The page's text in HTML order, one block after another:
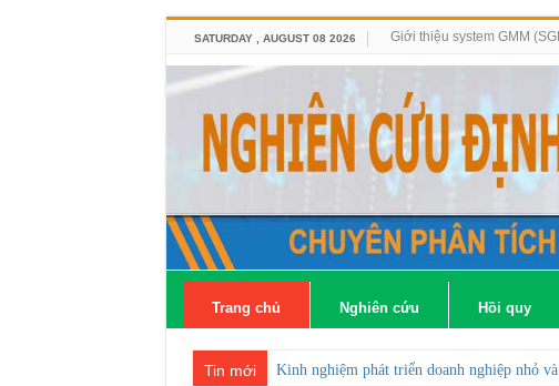
SATURDAY , AUGUST 08 2026 Giới thiệu system GMM
Trang chủ Nghiên cứu Hồi quy
Tin mới Kinh nghiệm phát triển doanh nghiệp nhỏ